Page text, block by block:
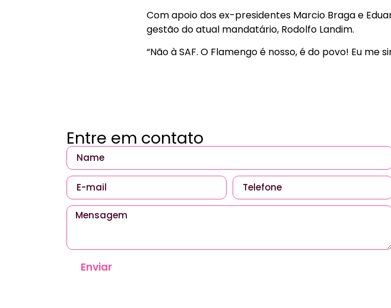
Com apoio dos ex-presidentes Marcio Braga e
gestão do atual mandatário, Rodolfo Landim.
“Não à SAF. O Flamengo é nosso, é do povo! Eu
Entre em contato
Enviar